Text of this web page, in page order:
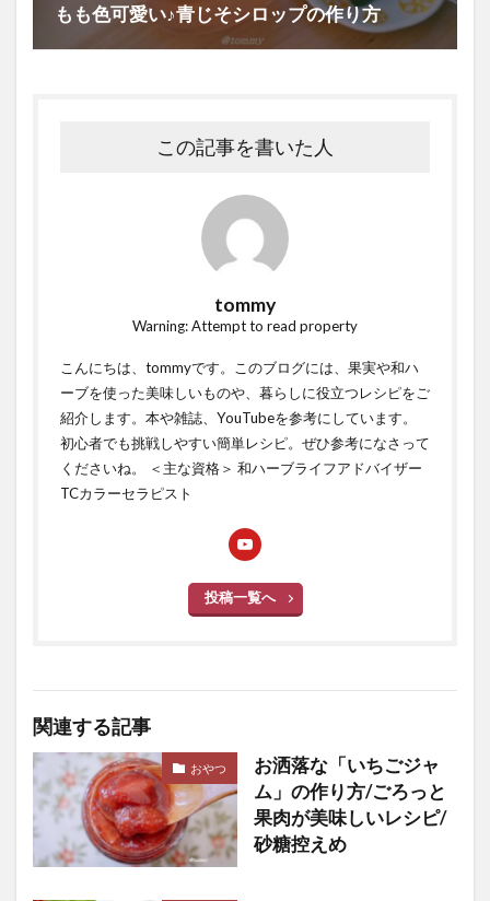
もも色可愛い♪青じそシロップの作り方
この記事を書いた人
tommy
Warning: Attempt to read property
こんにちは、tommyです。このブログには、果実や和ハ
ーブを使った美味しいものや、暮らしに役立つレシピをご
紹介します。本や雑誌、YouTubeを参考にしています。
初心者でも挑戦しやすい簡単レシピ。ぜひ参考になさって
くださいね。 ＜主な資格＞ 和ハーブライフアドバイザー
TCカラーセラピスト
投稿一覧へ
関連する記事
おやつ
お洒落な「いちごジャ
ム」の作り方/ごろっと
果肉が美味しいレシピ/
砂糖控えめ